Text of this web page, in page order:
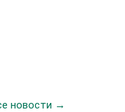
новости →